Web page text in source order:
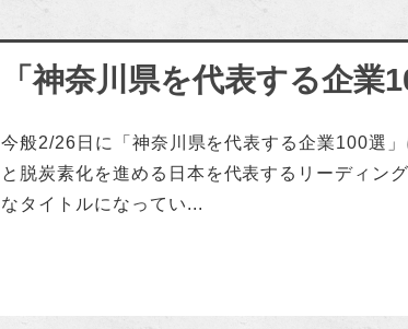
「神奈川県を代表する企業
今般2/26日に「神奈川県を代表する企業100選
と脱炭素化を進める日本を代表するリーディン
なタイトルになってい...